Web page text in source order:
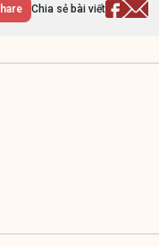
Chia sẻ bài viết